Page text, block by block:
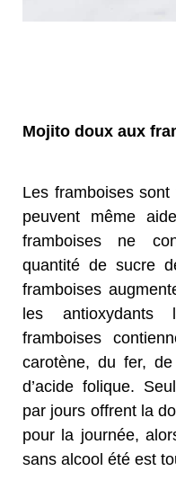
Mojito doux aux
Les framboises
peuvent même
framboises ne
quantité de sucre
framboises
les
framboises
carotène, du fer,
d’acide folique.
par jours offrent la
pour la journée,
sans alcool été est